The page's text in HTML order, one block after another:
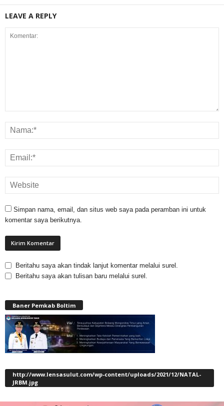
LEAVE A REPLY
Simpan nama, email, dan situs web saya pada peramban ini untuk
komentar saya berikutnya.
Beritahu saya akan tindak lanjut komentar melalui surel.
Beritahu saya akan tulisan baru melalui surel.
Baner Pemkab Boltim
http://www.lensasulut.com/wp-content/uploads/2021/12/NATAL-
JRBM.jpg